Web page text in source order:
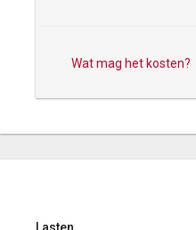
Wat mag het kosten?
Lasten